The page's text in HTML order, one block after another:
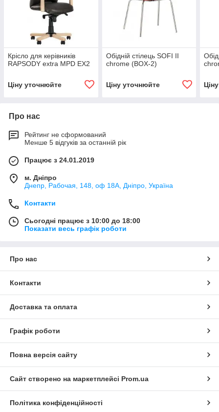
Крісло для керівників
RAPSODY extra MPD EX2
Ціну уточнюйте
Обідній стілець SOFI II
chrome (BOX-2)
Ціну уточнюйте
Про нас
Рейтинг не сформований
Менше 5 відгуків за останній рік
Працює з 24.01.2019
м. Дніпро
Днепр, Рабочая, 148, оф 18А, Дніпро, Україна
Контакти
Сьогодні працює з 10:00 до 18:00
Показати весь графік роботи
Про нас
Контакти
Доставка та оплата
Графік роботи
Повна версія сайту
Сайт створено на маркетплейсі Prom.ua
Політика конфіденційності